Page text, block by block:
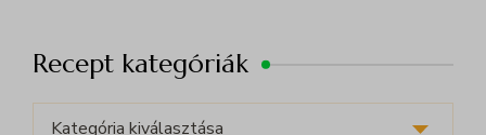
Recept kategóriák
Recept